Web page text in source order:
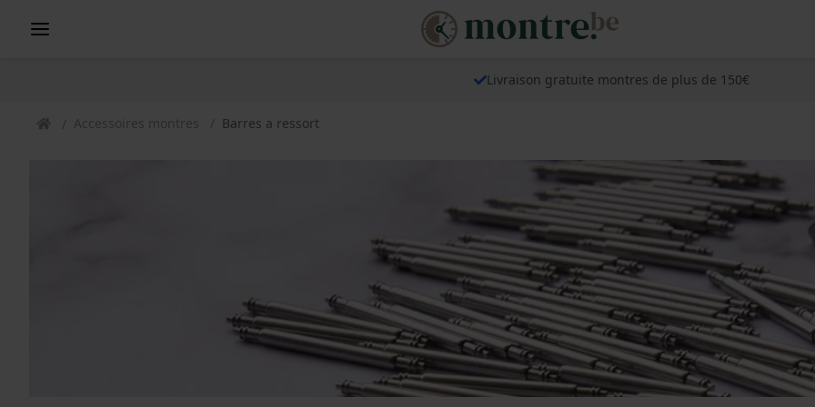
Livraison gratuite montres de plus de 150€
Accessoires montres Barres a ressort